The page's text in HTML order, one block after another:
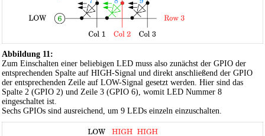
Abbildung 11:
Zum Einschalten einer beliebigen LED muss also zunächst der GPIO der
entsprechenden Spalte auf HIGH-Signal und direkt anschließend der GPIO
der entsprechenden Zeile auf LOW-Signal gesetzt werden. Hier sind das
Spalte 2 (GPIO 2) und Zeile 3 (GPIO 6), womit LED Nummer 8
eingeschaltet ist.
Sechs GPIOs sind ausreichend, um 9 LEDs einzeln einzuschalten.